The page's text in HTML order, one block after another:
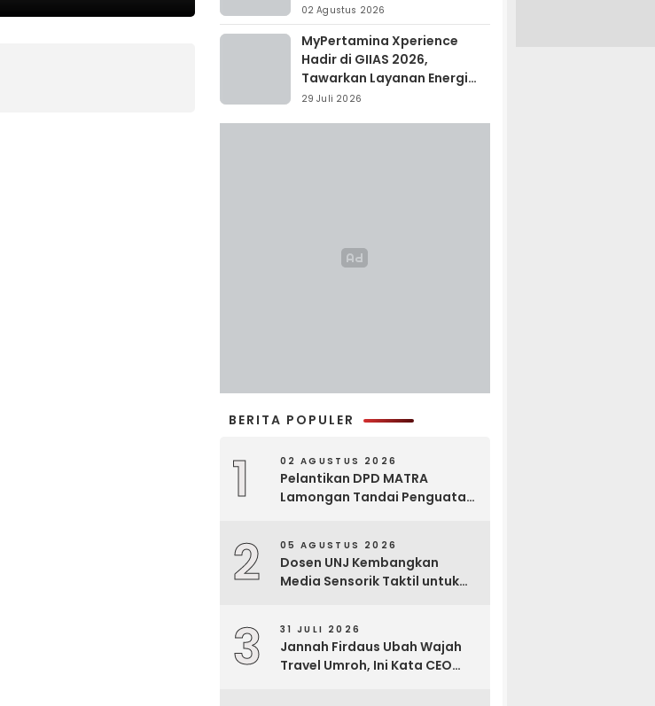
02 Agustus 2026
MyPertamina Xperience
Hadir di GIIAS 2026,
Tawarkan Layanan Energi
Terintegrasi
29 Juli 2026
BERITA POPULER
1 02 AGUSTUS 2026
Pelantikan DPD MATRA
Lamongan Tandai Penguatan
2 05 AGUSTUS 2026
Dosen UNJ Kembangkan
Media Sensorik Taktil untuk
3 31 JULI 2026
Jannah Firdaus Ubah Wajah
Travel Umroh, Ini Kata CEO